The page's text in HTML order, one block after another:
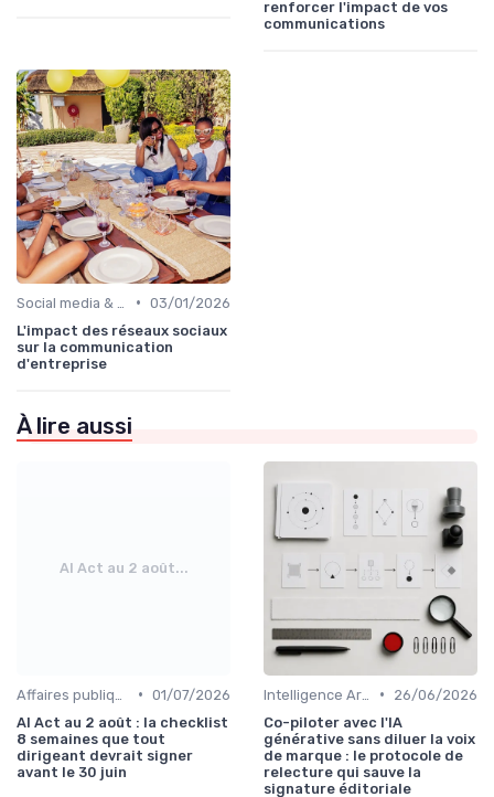
renforcer l'impact de vos
communications
• 03/01/2026
L'impact des réseaux sociaux
sur la communication
d'entreprise
À lire aussi
AI Act au 2 août...
• 01/07/2026
AI Act au 2 août : la checklist
8 semaines que tout
dirigeant devrait signer
avant le 30 juin
•
26/06/2026
Co-piloter avec l'IA
générative sans diluer la voix
de marque : le protocole de
relecture qui sauve la
signature éditoriale